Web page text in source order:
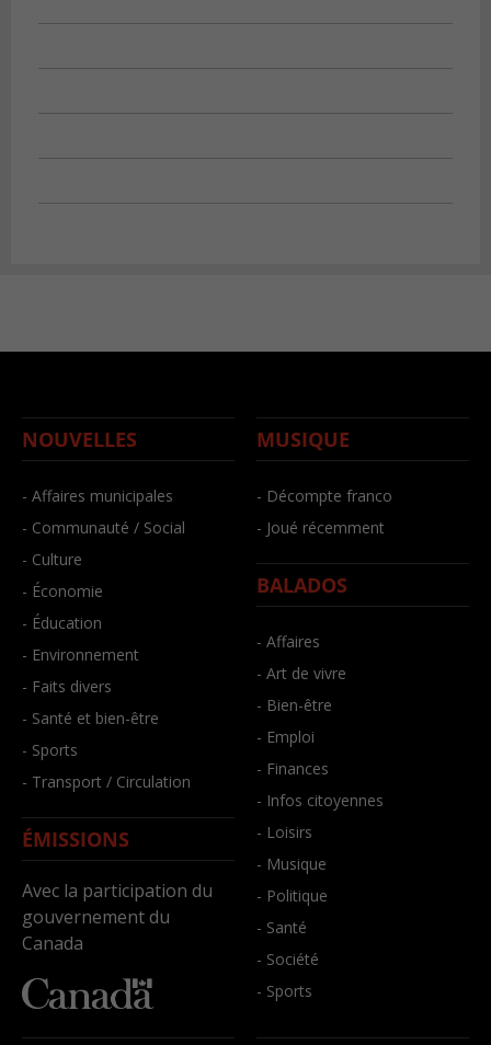
NOUVELLES
- Affaires municipales
- Communauté / Social
- Culture
- Économie
- Éducation
- Environnement
- Faits divers
- Santé et bien-être
- Sports
- Transport / Circulation
ÉMISSIONS
Avec la participation du
gouvernement du
Canada
MUSIQUE
- Décompte franco
- Joué récemment
BALADOS
- Affaires
- Art de vivre
- Bien-être
- Emploi
- Finances
- Infos citoyennes
- Loisirs
- Musique
- Politique
- Santé
- Société
- Sports